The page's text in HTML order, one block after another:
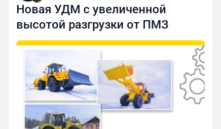
Новая УДМ с увеличенной
высотой разгрузки от ПМЗ